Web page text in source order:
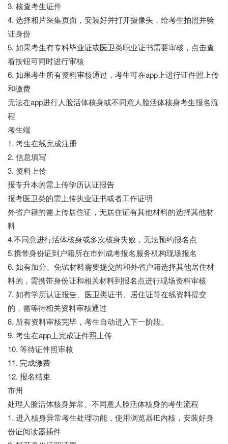
3. 核查考生证件
4. 选择相片采集页面，安装好并打开摄像头，给考生拍照并验
证身份
5. 如果考生有专科毕业证或医卫类职业证书需要审核，点击查
看按钮可同时进行审核
6. 如果考生所有资料审核通过，考生可在app上进行证件照上传
和缴费
无法在app进行人脸活体核身或不同意人脸活体核身考生报名流
程
考生端
1. 考生在线完成注册
2. 信息填写
3. 资料上传
报专升本的需上传学历认证报告
报考医卫类的需上传执业证书或者工作证明
外省户籍的需上传居住证，无居住证有其他材料的选择其他材
料
4.不同意进行活体核身或多次核身失败，无法预约报名点
5.携带身份证到户籍所在市州成考报名服务机构现场报名
6. 如有加分、免试材料需要提交的和外省户籍选择其他居住材
料的，需携带身份证和相关材料到报名点进行现场资料审核
7. 如有学历认证报告、医卫类证书、居住证等在线资料提交
的，需等待相关资料审核通过
8. 所有资料审核完毕，考生自动进入下一阶段。
9. 考生在app上完成证件照上传
10. 等待证件照审核
11. 完成缴费
12. 报名结束
市州
处理人脸活体核身异常、不同意人脸活体核身的考生流程
1. 进入核身异常考生处理功能，使用浏览器IE内核，安装好身
份证阅读器插件